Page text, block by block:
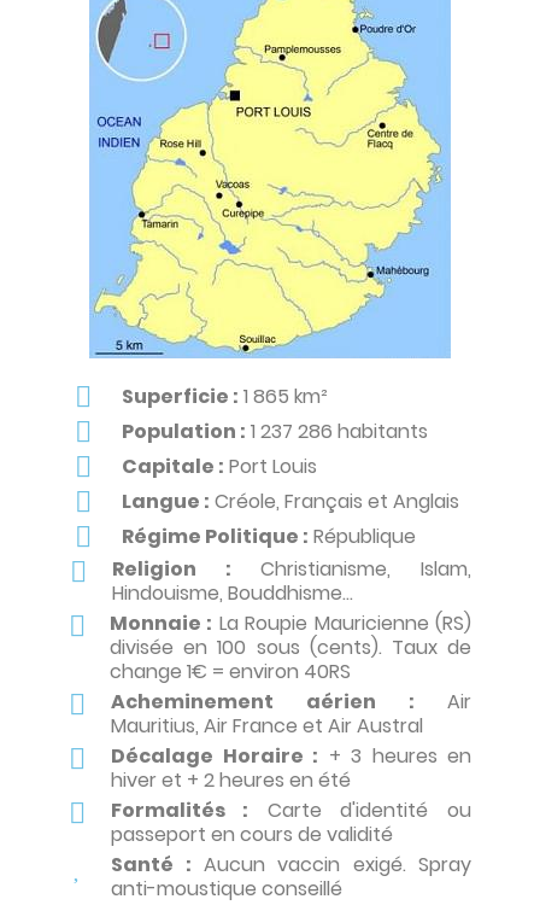
Superficie : 1 865 km²
Population : 1 237 286 habitants
Capitale : Port Louis
Langue : Créole, Français et Anglais
Régime Politique : République
Religion : Christianisme, Islam,
Hindouisme, Bouddhisme...
Monnaie : La Roupie Mauricienne (RS)
divisée en 100 sous (cents). Taux de
change 1€ = environ 40RS
Acheminement aérien :Air
Mauritius, Air France et Air Austral
Décalage Horaire : + 3 heures en
hiver et + 2 heures en été
Formalités : Carte d'identité ou
passeport en cours de validité
Santé : Aucun vaccin exigé. Spray
anti-moustique conseillé